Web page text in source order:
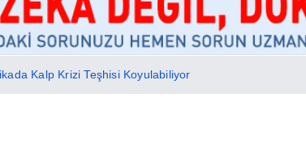
Kalp Krizi Teşhisi Koyulabiliyor